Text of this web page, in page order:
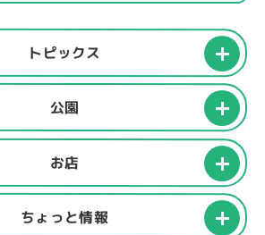
トピックス
公園
お店
ちょっと情報